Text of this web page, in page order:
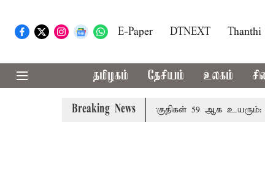
E-Paper DTNEXT
தமிழகம் தேசியம் உலகம்
Breaking News
தமிழக மக்களவை தொகுதிகள் 59 ஆக உயரும்: